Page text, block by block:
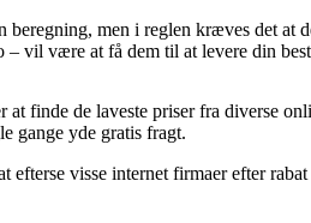
men i reglen kræves det at
vil være at få dem til at levere din
at finde de laveste priser fra diverse
gange yde gratis fragt.
visse internet firmaer efter